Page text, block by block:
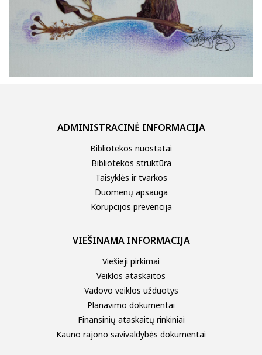
ADMINISTRACINĖ INFORMACIJA
Bibliotekos nuostatai
Bibliotekos struktūra
Taisyklės ir tvarkos
Duomenų apsauga
Korupcijos prevencija
VIEŠINAMA INFORMACIJA
Viešieji pirkimai
Veiklos ataskaitos
Vadovo veiklos užduotys
Planavimo dokumentai
Finansinių ataskaitų rinkiniai
Kauno rajono savivaldybės dokumentai